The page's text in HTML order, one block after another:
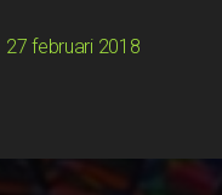
27 februari 2018